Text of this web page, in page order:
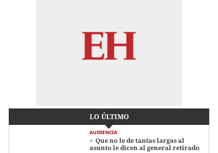
LO ÚLTIMO
AUDIENCIA
Que no le de tantas largas al
asunto le dicen al general retirado